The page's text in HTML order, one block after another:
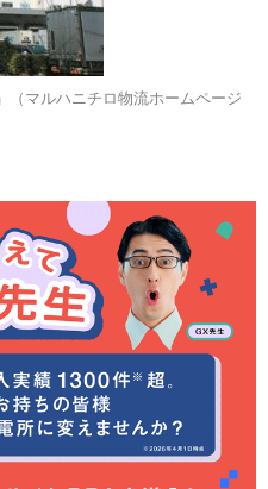
（マルハニチロ物流ホームページ